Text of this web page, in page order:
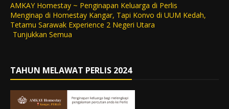
AMKAY Homestay ~ Penginapan Keluarga di Perlis
Menginap di Homestay Kangar, Tapi Konvo di UUM Kedah,
Tetamu Sarawak Experience 2 Negeri Utara
Tunjukkan Semua
TAHUN MELAWAT PERLIS 2024